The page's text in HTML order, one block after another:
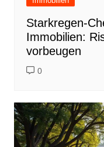
Starkregen-
Immobilien:
vorbeugen
0